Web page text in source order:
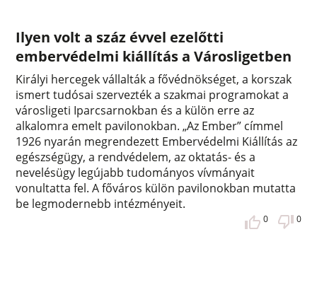
Ilyen volt a száz évvel ezelőtti
embervédelmi kiállítás a Városligetben
Királyi hercegek vállalták a fővédnökséget, a korszak
ismert tudósai szervezték a szakmai programokat a
városligeti Iparcsarnokban és a külön erre az
alkalomra emelt pavilonokban. „Az Ember” címmel
1926 nyarán megrendezett Embervédelmi Kiállítás az
egészségügy, a rendvédelem, az oktatás- és a
nevelésügy legújabb tudományos vívmányait
vonultatta fel. A főváros külön pavilonokban mutatta
be legmodernebb intézményeit.
0 0